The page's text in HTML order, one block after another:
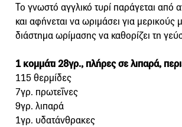
Το γνωστό αγγλικό τυρί παράγεται από
και αφήνεται να ωριμάσει για μερικούς
διάστημα ωρίμασης να καθορίζει τη
1 κομμάτι 28γρ., πλήρες σε λιπαρά,
115 θερμίδες
7γρ. πρωτεΐνες
9γρ. λιπαρά
1γρ. υδατάνθρακες